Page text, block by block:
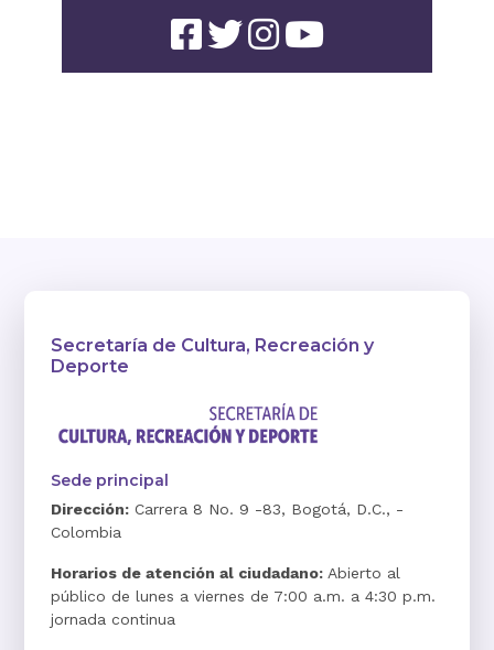
Secretaría de Cultura, Recreación y
Deporte
Sede principal
Dirección: Carrera 8 No. 9 -83, Bogotá, D.C., -
Colombia
Horarios de atención al ciudadano: Abierto al
público de lunes a viernes de 7:00 a.m. a 4:30 p.m.
jornada continua